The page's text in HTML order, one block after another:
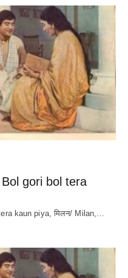
/ Bol gori bol tera
tera kaun piya, मिलन/ Milan,…